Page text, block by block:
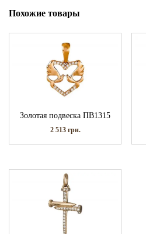
Похожие товары
Золотая подвеска ПВ1315
2 513 грн.